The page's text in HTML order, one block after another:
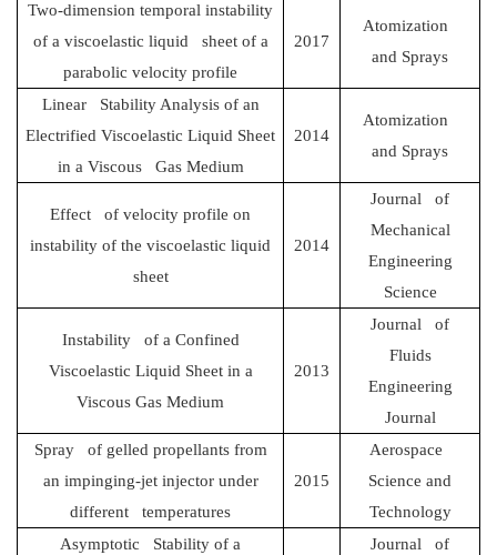
Two-dimension temporal instability
of a viscoelastic liquid sheet of a
parabolic velocity profile
2017
Atomization
and Sprays
Linear Stability Analysis of an
Electrified Viscoelastic Liquid Sheet
in a Viscous Gas Medium
2014
Atomization
and Sprays
Effect of velocity profile on
instability of the viscoelastic liquid
sheet
2014
Journal of
Mechanical
Engineering
Science
Instability of a Confined
Viscoelastic Liquid Sheet in a
Viscous Gas Medium
2013
Journal of
Fluids
Engineering
Journal
Spray of gelled propellants from
an impinging-jet injector under
different temperatures
2015
Aerospace
Science and
Technology
Asymptotic Stability of a
Journal of